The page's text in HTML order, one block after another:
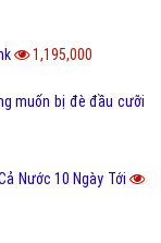
1,195,000
muốn bị đè đầu cưỡi
Nước 10 Ngày Tới